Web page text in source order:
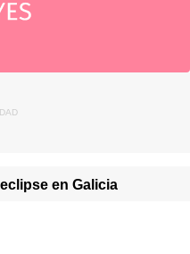
en Galicia